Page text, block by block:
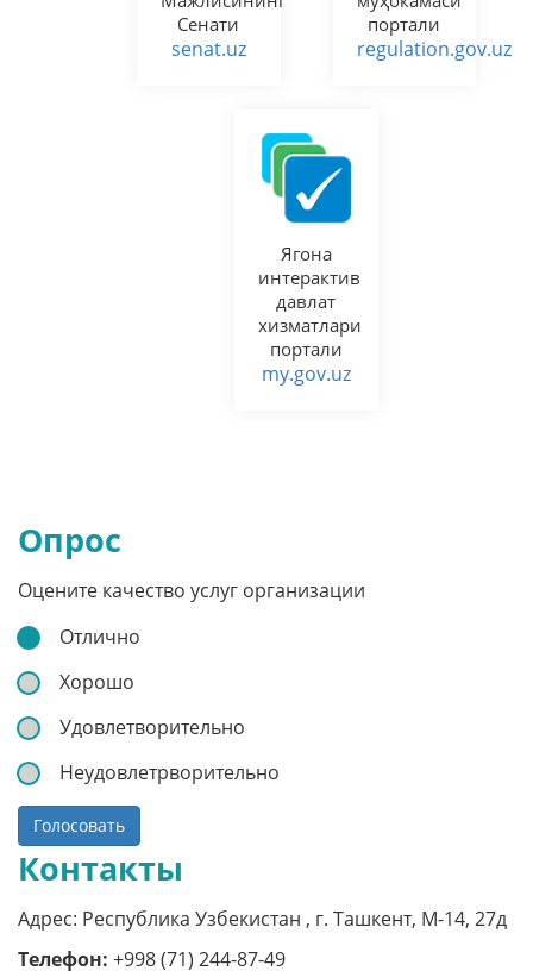
Сенати
senat.uz
портали
regulation.gov.uz
Ягона
интерактив
давлат
хизматлари
портали
my.gov.uz
Опрос
Оцените качество услуг организации
Отлично
Хорошо
Удовлетворительно
Неудовлетрворительно
Голосовать
Контакты
Адрес: Республика Узбекистан , г. Ташкент, M-14, 27д
Телефон: +998 (71) 244-87-49